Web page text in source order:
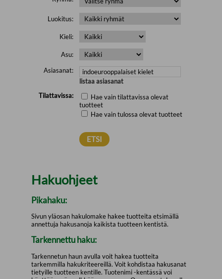
Luokitus:
Kieli:
Asu:
Asiasanat:
listaa asiasanat
Tilattavissa:
Hae vain tilattavissa olevat
tuotteet
Hae vain tulossa olevat tuotteet
Hakuohjeet
Pikahaku:
Sivun yläosan hakulomake hakee tuotteita etsimällä
annettuja hakusanoja kaikista tuotteen kentistä.
Tarkennettu haku:
Tarkennetun haun avulla voit hakea tuotteita
tarkemmilla hakukriteereillä. Voit kohdistaa hakusanat
tietyille tuotteen kentille. Tuotenimi -kentässä voi